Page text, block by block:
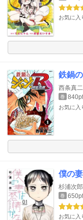
お気に入
鉄鍋
西条真二
巻 840pt
お気に入
僕の
杉浦次郎
巻 650pt
お気に入